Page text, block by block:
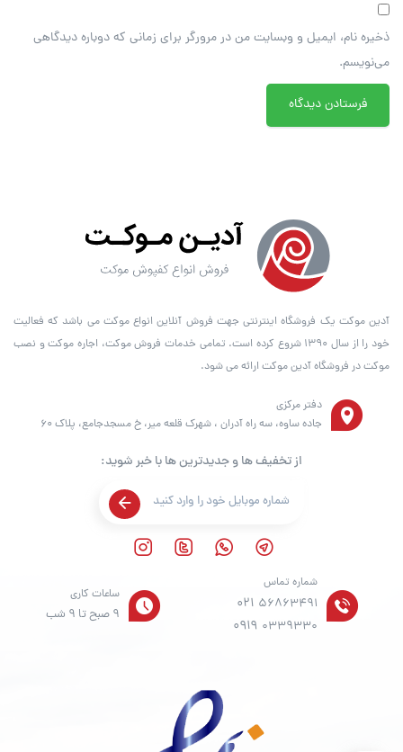
ذخیره نام، ایمیل و وبسایت من در مرورگر برای زمانی که دوباره دیدگاهی
می‌نویسم.
آدین موکت یک فروشگاه اینترنتی جهت فروش آنلاین انواع موکت می باشد که فعالیت
خود را از سال ۱۳۹۰ شروع کرده است. تمامی خدمات فروش موکت، اجاره موکت و نصب
موکت در فروشگاه آدین موکت ارائه می شود.
شماره تماس
021 56863491
0919 0339330
ساعات کاری
9 صبح تا 9 شب
دفتر مرکزی
جاده ساوه، سه راه آدران ، شهرک قلعه میر، خ مسجدجامع، پلاک 60
از تخفیف ها و جدیدترین ها با خبر شوید: